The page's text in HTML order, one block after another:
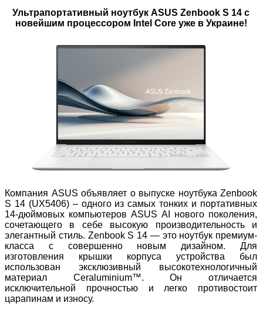
Ультрапортативный ноутбук ASUS Zenbook S 14 с
новейшим процессором Intel Core уже в Украине!
Компания ASUS объявляет о выпуске ноутбука Zenbook
S 14 (UX5406) – одного из самых тонких и портативных
14-дюймовых компьютеров ASUS AI нового поколения,
сочетающего в себе высокую производительность и
элегантный стиль. Zenbook S 14 — это ноутбук премиум-
класса с совершенно новым дизайном. Для
изготовления крышки корпуса устройства был
использован эксклюзивный высокотехнологичный
материал Ceraluminium™. Он отличается
исключительной прочностью и легко противостоит
царапинам и износу.